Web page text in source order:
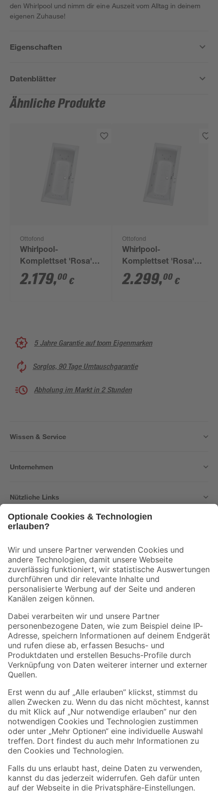
den Whirlpool und nimm dir eine Auszeit vom Alltag in deinem
eigenen Zuhause!
Eigenschaften
Datenblätter
Ähnliche Produkte
Ottofond
Whirlpool-
Komplettset 'Rosa'
Sanitäracryl weiß 170
x 80 x 45 cm
2.179,00 €
Ottofond
Whirlpool-
Komplettset 'Rosa'
Sanitäracryl weiß 200
x 90 x 45 cm
2.299,00 €
5 Jahre Garantie auf toom Eigenmarken
Sorglos, 90 Tage Umtauschgarantie
Abholung im Markt in 2 Stunden
Wissen & Service
Unternehmen
Nützliche Links
Der toom Newsletter: Keine Angebote und Aktionen mehr verpassen!
Zur Newsletter Anmeldung
Folge uns
Zahlungsarten Versandarten
Sicher einkaufen
Jetzt die toom-App herunterladen
Alle Preisangaben in EUR inkl. gesetzl. MwSt.. Die dargestellten Angebote sind unter
Umständen nicht in allen Märkten verfügbar. Die angegebenen Verfügbarkeiten beziehen